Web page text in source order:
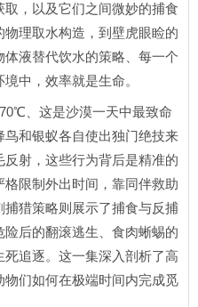
，以及它们之间微妙的捕食
理取水构造，到壁虎眼睑的
液替代饮水的策略、每一个
中，效率就是生命。
、这是沙漠一天中最致命
和银蚁各自使出独门绝技来
射，这些行为背后是精准的
限制外出时间，靠同伴救助
猎策略则展示了捕食与反捕
后的翻滚逃生、食肉蜥蜴的
追逐。这一集深入剖析了高
们如何在极端时间内完成觅